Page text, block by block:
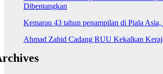
Dibentangkan
Kemarau 43 tahun penampilan di Piala
Ahmad Zahid Cadang RUU Kekalkan